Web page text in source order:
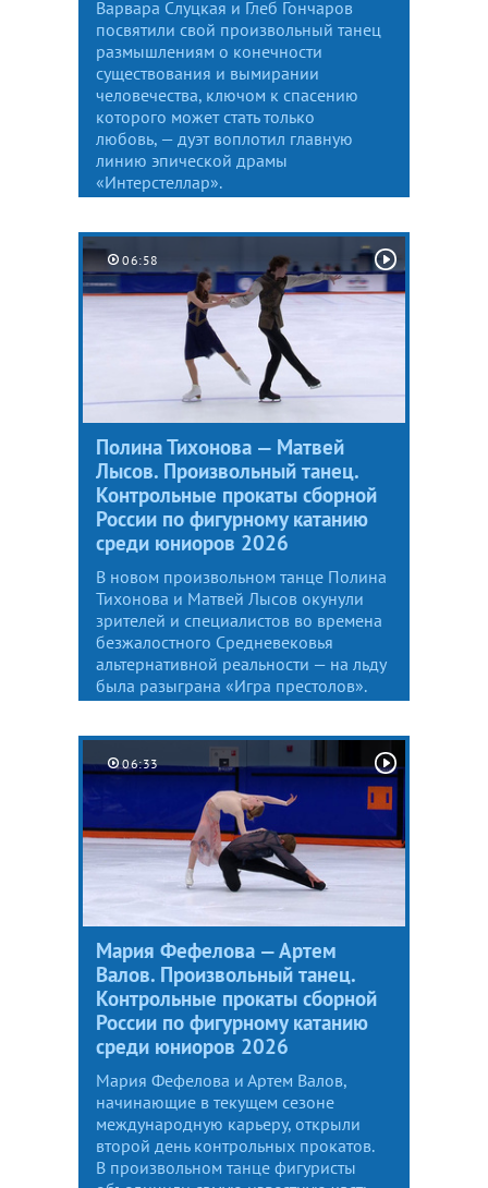
Варвара Слуцкая и Глеб Гончаров
посвятили свой произвольный танец
размышлениям о конечности
существования и вымирании
человечества, ключом к спасению
которого может стать только
любовь, — дуэт воплотил главную
линию эпической драмы
«Интерстеллар».
06:58
Полина Тихонова — Матвей
Лысов. Произвольный танец.
Контрольные прокаты сборной
России по фигурному катанию
среди юниоров 2026
В новом произвольном танце Полина
Тихонова и Матвей Лысов окунули
зрителей и специалистов во времена
безжалостного Средневековья
альтернативной реальности — на льду
была разыграна «Игра престолов».
06:33
Мария Фефелова — Артем
Валов. Произвольный танец.
Контрольные прокаты сборной
России по фигурному катанию
среди юниоров 2026
Мария Фефелова и Артем Валов,
начинающие в текущем сезоне
международную карьеру, открыли
второй день контрольных прокатов.
В произвольном танце фигуристы